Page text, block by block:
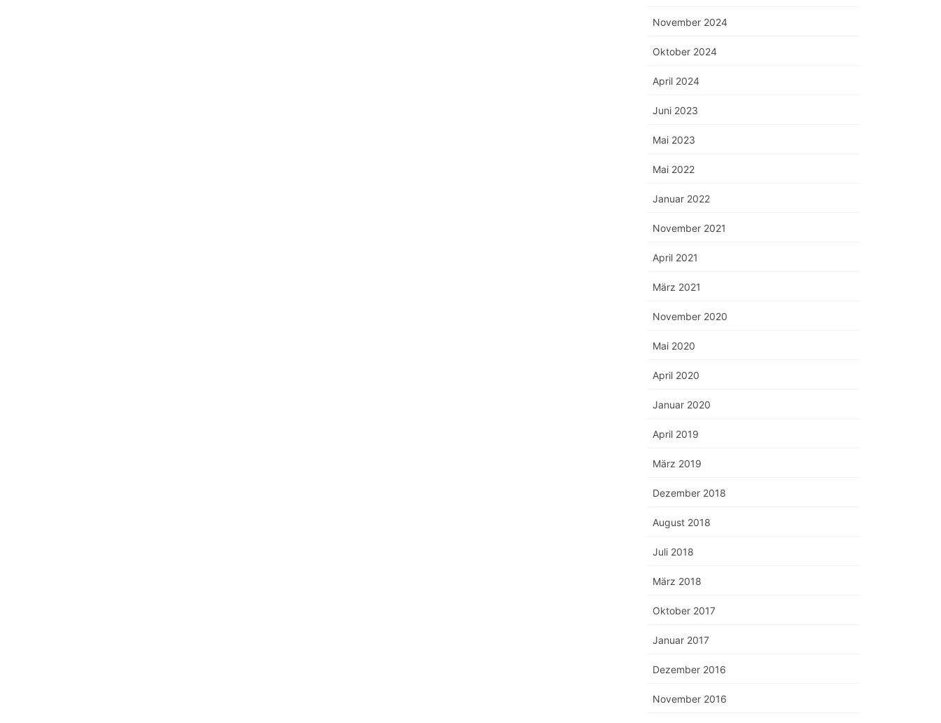
November 2024
Oktober 2024
April 2024
Juni 2023
Mai 2023
Mai 2022
Januar 2022
November 2021
April 2021
März 2021
November 2020
Mai 2020
April 2020
Januar 2020
April 2019
März 2019
Dezember 2018
August 2018
Juli 2018
März 2018
Oktober 2017
Januar 2017
Dezember 2016
November 2016